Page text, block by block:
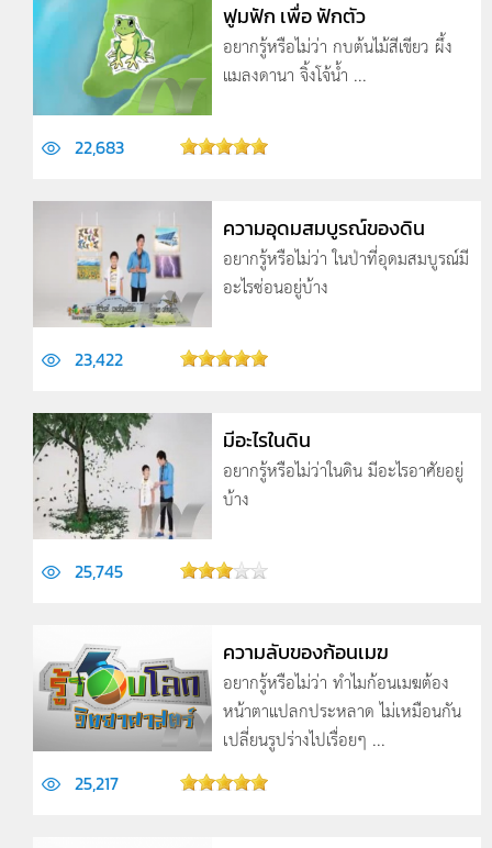
ฟูมฟัก เพื่อ ฟักตัว
อยากรู้หรือไม่ว่า กบต้นไม้สีเขียว ผึ้ง
แมลงดานา จิ้งโจ้น้ำ ...
22,683
ความอุดมสมบูรณ์ของดิน
อยากรู้หรือไม่ว่า ในป่าที่อุดมสมบูรณ์มี
อะไรซ่อนอยู่บ้าง
23,422
มีอะไรในดิน
อยากรู้หรือไม่ว่าในดิน มีอะไรอาศัยอยู่
บ้าง
25,745
ความลับของก้อนเมฆ
อยากรู้หรือไม่ว่า ทำไมก้อนเมฆต้อง
หน้าตาแปลกประหลาด ไม่เหมือนกัน
เปลี่ยนรูปร่างไปเรื่อยๆ ...
25,217